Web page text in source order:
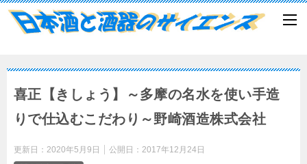
喜正【きしょう】～多摩の名水を使い手造
りで仕込むこだわり～野崎酒造株式会社
更新日： 2020年5月9日 公開日： 2017年12月24日